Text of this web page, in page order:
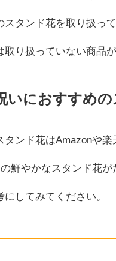
スタンド花を取り扱っ
り扱っていない商品
いにおすすめ
ンド花はAmazonや楽
鮮やかなスタンド花
してみてください。